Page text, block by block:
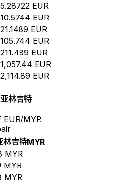
5.28722 EUR
10.5744 EUR
21.1489 EUR
105.744 EUR
211.489 EUR
1,057.44 EUR
2,114.89 EUR
林吉特
EUR/MYR
林吉特MYR
MYR
MYR
MYR